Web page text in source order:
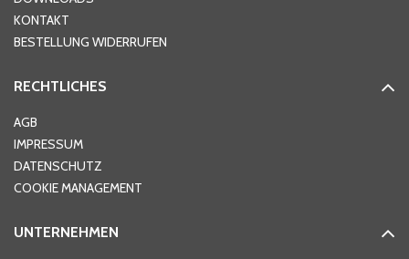
Ort*
Telefon
KONTAKT
BESTELLUNG WIDERRUFEN
RECHTLICHES
AGB
IMPRESSUM
DATENSCHUTZ
COOKIE MANAGEMENT
UNTERNEHMEN